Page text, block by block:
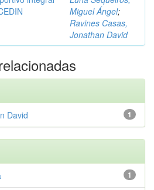
Miguel Ángel;
Ravines Casas,
Jonathan David
1
David
1